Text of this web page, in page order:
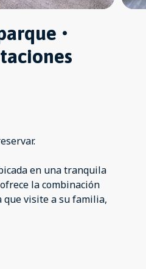
•
en una tranquila
la combinación
que visite a su familia,